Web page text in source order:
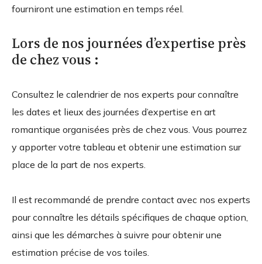
fourniront une estimation en temps réel.
Lors de nos journées d’expertise près
de chez vous :
Consultez le calendrier de nos experts pour connaître
les dates et lieux des journées d’expertise en art
romantique organisées près de chez vous. Vous pourrez
y apporter votre tableau et obtenir une estimation sur
place de la part de nos experts.
Il est recommandé de prendre contact avec nos experts
pour connaître les détails spécifiques de chaque option,
ainsi que les démarches à suivre pour obtenir une
estimation précise de vos toiles.